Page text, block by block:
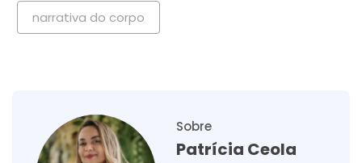
narrativa do corpo
Sobre
Patrícia Ceola